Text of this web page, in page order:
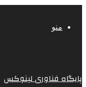
منو
پایگاه فناوری لینوکس